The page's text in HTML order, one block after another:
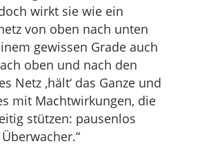
wirkt sie wie ein
von oben nach unten
gewissen Grade auch
oben und nach den
Netz ‚hält‘ das Ganze und
mit Machtwirkungen, die
stützen: pausenlos